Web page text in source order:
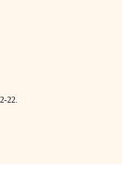
22.